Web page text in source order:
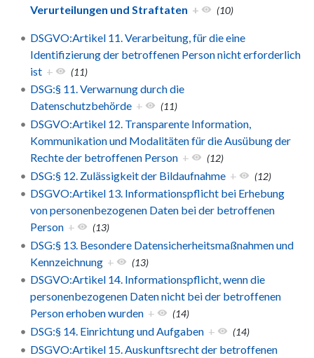
Verurteilungen und Straftaten + (10)
DSGVO:Artikel 11. Verarbeitung, für die eine
Identifizierung der betroffenen Person nicht erforderlich
ist + (11)
DSG:§ 11. Verwarnung durch die
Datenschutzbehörde + (11)
DSGVO:Artikel 12. Transparente Information,
Kommunikation und Modalitäten für die Ausübung der
Rechte der betroffenen Person + (12)
DSG:§ 12. Zulässigkeit der Bildaufnahme + (12)
DSGVO:Artikel 13. Informationspflicht bei Erhebung
von personenbezogenen Daten bei der betroffenen
Person + (13)
DSG:§ 13. Besondere Datensicherheitsmaßnahmen und
Kennzeichnung + (13)
DSGVO:Artikel 14. Informationspflicht, wenn die
personenbezogenen Daten nicht bei der betroffenen
Person erhoben wurden + (14)
DSG:§ 14. Einrichtung und Aufgaben + (14)
DSGVO:Artikel 15. Auskunftsrecht der betroffenen